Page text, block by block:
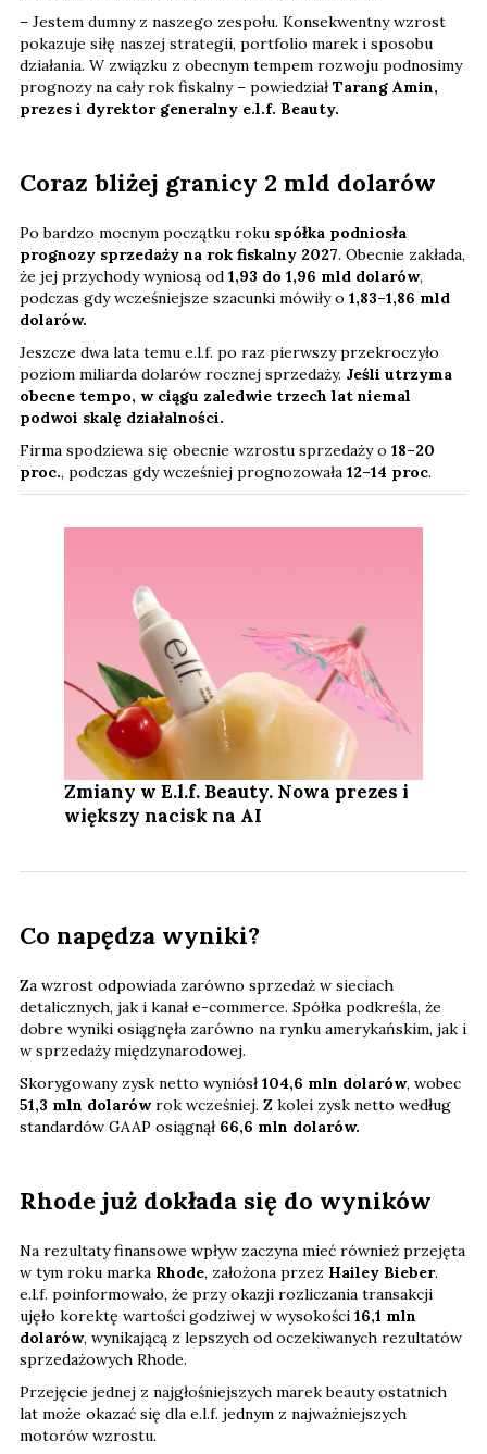
– Jestem dumny z naszego zespołu. Konsekwentny wzrost
pokazuje siłę naszej strategii, portfolio marek i sposobu
działania. W związku z obecnym tempem rozwoju podnosimy
prognozy na cały rok fiskalny – powiedziałTarang Amin,
prezes i dyrektor generalny e.l.f. Beauty.
Coraz bliżej granicy 2 mld dolarów
Po bardzo mocnym początku roku spółka podniosła
prognozy sprzedaży na rok fiskalny 2027. Obecnie zakłada,
że jej przychody wyniosą od 1,93 do 1,96 mld dolarów,
podczas gdy wcześniejsze szacunki mówiły o 1,83–1,86 mld
dolarów.
Jeszcze dwa lata temu e.l.f. po raz pierwszy przekroczyło
poziom miliarda dolarów rocznej sprzedaży. Jeśli utrzyma
obecne tempo, w ciągu zaledwie trzech lat niemal
podwoi skalę działalności.
Firma spodziewa się obecnie wzrostu sprzedaży o 18–20
proc., podczas gdy wcześniej prognozowała 12–14 proc.
Zmiany w E.l.f. Beauty. Nowa prezes i
większy nacisk na AI
Co napędza wyniki?
Za wzrost odpowiada zarówno sprzedaż w sieciach
detalicznych, jak i kanał e-commerce. Spółka podkreśla, że
dobre wyniki osiągnęła zarówno na rynku amerykańskim, jak i
w sprzedaży międzynarodowej.
Skorygowany zysk netto wyniósł104,6 mln dolarów, wobec
51,3 mln dolarówrok wcześniej. Z kolei zysk netto według
standardów GAAP osiągnął 66,6 mln dolarów.
Rhode już dokłada się do wyników
Na rezultaty finansowe wpływ zaczyna mieć również przejęta
w tym roku marka Rhode, założona przez Hailey Bieber.
e.l.f. poinformowało, że przy okazji rozliczania transakcji
ujęło korektę wartości godziwej w wysokości 16,1 mln
dolarów, wynikającą z lepszych od oczekiwanych rezultatów
sprzedażowych Rhode.
Przejęcie jednej z najgłośniejszych marek beauty ostatnich
lat może okazać się dla e.l.f. jednym z najważniejszych
motorów wzrostu.